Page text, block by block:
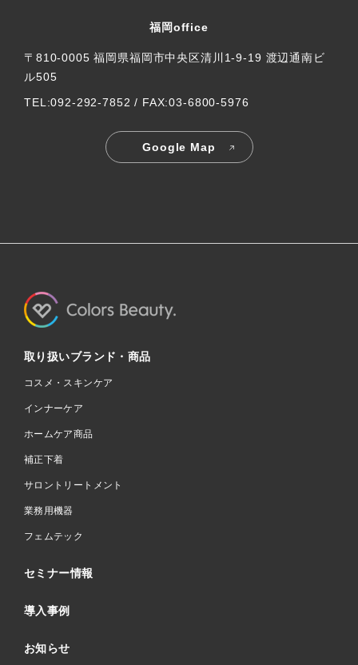
福岡office
〒810-0005 福岡県福岡市中央区清川1-9-19 渡辺通南ビ
ル505
TEL:092-292-7852 / FAX:03-6800-5976
Google Map
取り扱いブランド・商品
コスメ・スキンケア
インナーケア
ホームケア商品
補正下着
サロントリートメント
業務用機器
フェムテック
セミナー情報
導入事例
お知らせ